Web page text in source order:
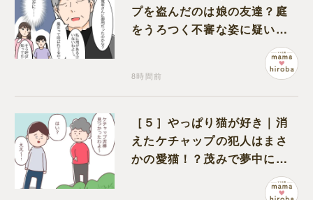
プを盗んだのは娘の友達？庭
をうろつく不審な姿に疑いが
8時間前
［５］やっぱり猫が好き｜消
えたケチャップの犯人はまさ
かの愛猫！？茂みで夢中にな